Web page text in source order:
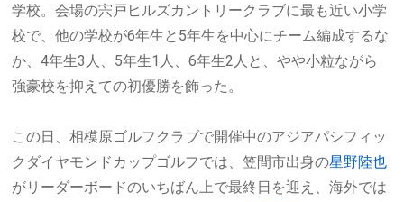
学校。会場の宍戸ヒルズカントリークラブに最も近い小学
校で、他の学校が6年生と5年生を中心にチーム編成するな
か、4年生3人、5年生1人、6年生2人と、やや小粒ながら
強豪校を抑えての初優勝を飾った。
この日、相模原ゴルフクラブで開催中のアジアパシフィッ
クダイヤモンドカップゴルフでは、笠間市出身の星野陸也
がリーダーボードのいちばん上で最終日を迎え、海外では